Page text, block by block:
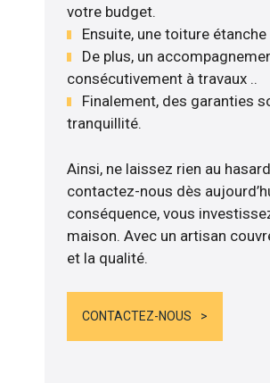
votre budget.
Ensuite, une toiture
De plus, un
consécutivement à travaux ..
Finalement, des garanties
tranquillité.
Ainsi, ne laissez rien au
contactez-nous dès
conséquence, vous
maison. Avec un artisan
et la qualité.
CONTACTEZ-NOUS